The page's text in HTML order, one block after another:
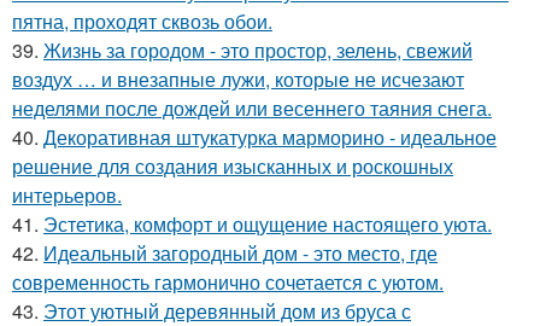
пятна, проходят сквозь обои.
39. Жизнь за городом - это простор, зелень, свежий
воздух … и внезапные лужи, которые не исчезают
неделями после дождей или весеннего таяния снега.
40. Декоративная штукатурка марморино - идеальное
решение для создания изысканных и роскошных
интерьеров.
41. Эстетика, комфорт и ощущение настоящего уюта.
42. Идеальный загородный дом - это место, где
современность гармонично сочетается с уютом.
43. Этот уютный деревянный дом из бруса с